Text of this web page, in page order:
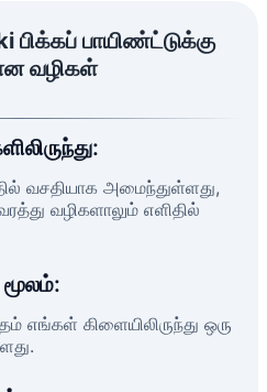
பாயிண்ட்டுக்கு
வழிகள்
வசதியாக அமைந்துள்ளது,
வழிகளாலும் எளிதில்
எங்கள் கிளையிலிருந்து ஒரு